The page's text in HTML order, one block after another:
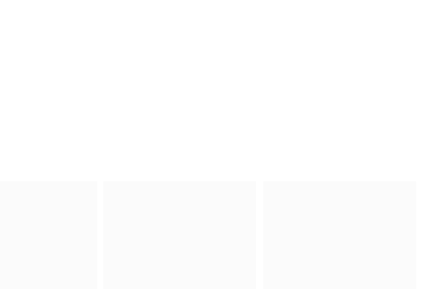
开推团还会在推理探险的路上继续向前！在推市的舞台上上
厨房”再度启幕，从厨艺竞技进化为“点燃城市与大众味蕾的